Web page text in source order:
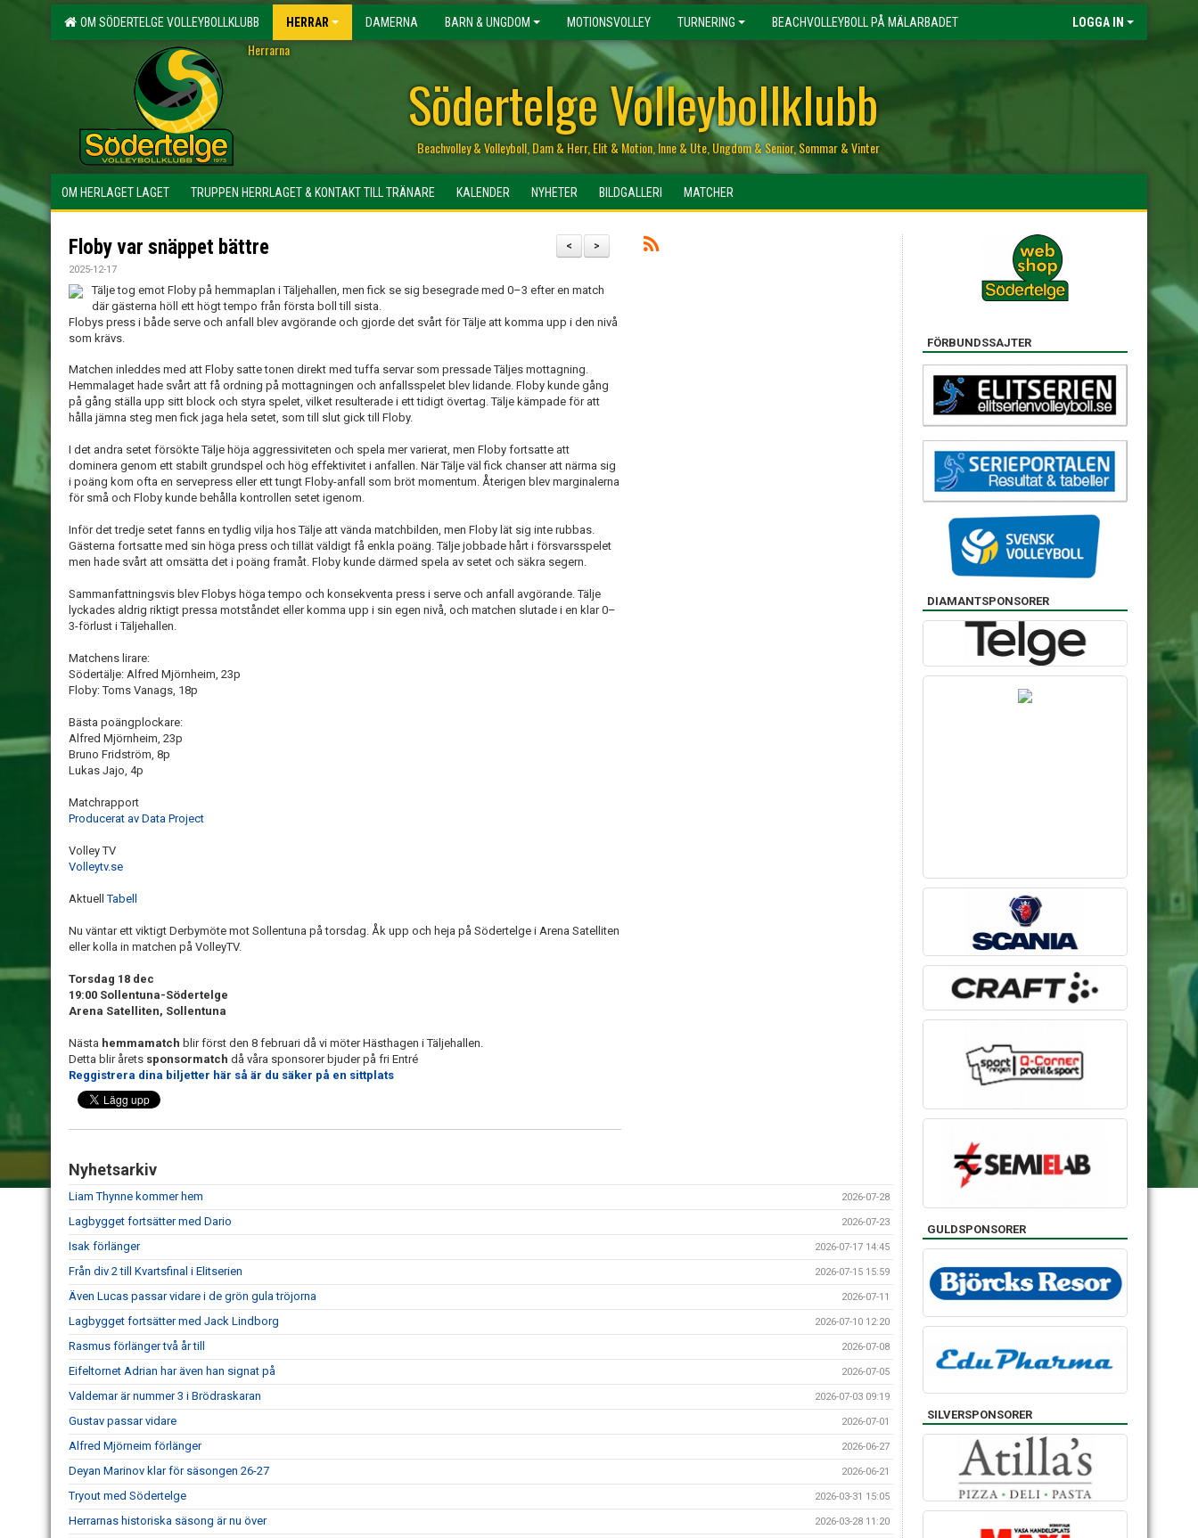
OM SÖDERTELGE VOLLEYBOLLKLUBB HERRAR DAMERNA BARN & UNGDOM MOTIONSVOLLEY TURNERING BEACHVOLLEYBOLL PÅ MÄLARBADET LOGGA IN
Södertelge Volleybollklubb
Beachvolley & Volleyboll, Dam & Herr, Elit & Motion, Inne & Ute, Ungdom & Senior, Sommar & Vinter
Herrarna
OM HERLAGET LAGET TRUPPEN HERRLAGET & KONTAKT TILL TRÄNARE KALENDER NYHETER BILDGALLERI MATCHER
>
<
Floby var snäppet bättre
2025-12-17
Tälje tog emot Floby på hemmaplan i Täljehallen, men fick se sig besegrade med 0–3 efter en match
där gästerna höll ett högt tempo från första boll till sista.
Flobys press i både serve och anfall blev avgörande och gjorde det svårt för Tälje att komma upp i den nivå
som krävs.
Matchen inleddes med att Floby satte tonen direkt med tuffa servar som pressade Täljes mottagning.
Hemmalaget hade svårt att få ordning på mottagningen och anfallsspelet blev lidande. Floby kunde gång
på gång ställa upp sitt block och styra spelet, vilket resulterade i ett tidigt övertag. Tälje kämpade för att
hålla jämna steg men fick jaga hela setet, som till slut gick till Floby.
I det andra setet försökte Tälje höja aggressiviteten och spela mer varierat, men Floby fortsatte att
dominera genom ett stabilt grundspel och hög effektivitet i anfallen. När Tälje väl fick chanser att närma sig
i poäng kom ofta en servepress eller ett tungt Floby-anfall som bröt momentum. Återigen blev marginalerna
för små och Floby kunde behålla kontrollen setet igenom.
Inför det tredje setet fanns en tydlig vilja hos Tälje att vända matchbilden, men Floby lät sig inte rubbas.
Gästerna fortsatte med sin höga press och tillät väldigt få enkla poäng. Tälje jobbade hårt i försvarsspelet
men hade svårt att omsätta det i poäng framåt. Floby kunde därmed spela av setet och säkra segern.
Sammanfattningsvis blev Flobys höga tempo och konsekventa press i serve och anfall avgörande. Tälje
lyckades aldrig riktigt pressa motståndet eller komma upp i sin egen nivå, och matchen slutade i en klar 0–
3-förlust i Täljehallen.
Matchens lirare:
Södertälje: Alfred Mjörnheim, 23p
Floby: Toms Vanags, 18p
Bästa poängplockare:
Alfred Mjörnheim, 23p
Bruno Fridström, 8p
Lukas Jajo, 4p
Matchrapport
Producerat av Data Project
Volley TV
Volleytv.se
AktuellTabell
Nu väntar ett viktigt Derbymöte mot Sollentuna på torsdag. Åk upp och heja på Södertelge i Arena Satelliten
eller kolla in matchen på VolleyTV.
Torsdag 18 dec
19:00 Sollentuna-Södertelge
Arena Satelliten, Sollentuna
Nästa hemmamatch blir först den 8 februari då vi möter Hästhagen i Täljehallen.
Detta blir årets sponsormatch då våra sponsorer bjuder på fri Entré
Reggistrera dina biljetter här så är du säker på en sittplats
Nyhetsarkiv
Liam Thynne kommer hem 2026-07-28
Lagbygget fortsätter med Dario 2026-07-23
Isak förlänger 2026-07-17 14:45
Från div 2 till Kvartsfinal i Elitserien 2026-07-15 15:59
Även Lucas passar vidare i de grön gula tröjorna 2026-07-11
Lagbygget fortsätter med Jack Lindborg 2026-07-10 12:20
Rasmus förlänger två år till 2026-07-08
Eifeltornet Adrian har även han signat på 2026-07-05
Valdemar är nummer 3 i Brödraskaran 2026-07-03 09:19
Gustav passar vidare 2026-07-01
Alfred Mjörneim förlänger 2026-06-27
Deyan Marinov klar för säsongen 26-27 2026-06-21
Tryout med Södertelge 2026-03-31 15:05
Herrarnas historiska säsong är nu över 2026-03-28 11:20
FÖRBUNDSSAJTER
DIAMANTSPONSORER
GULDSPONSORER
SILVERSPONSORER